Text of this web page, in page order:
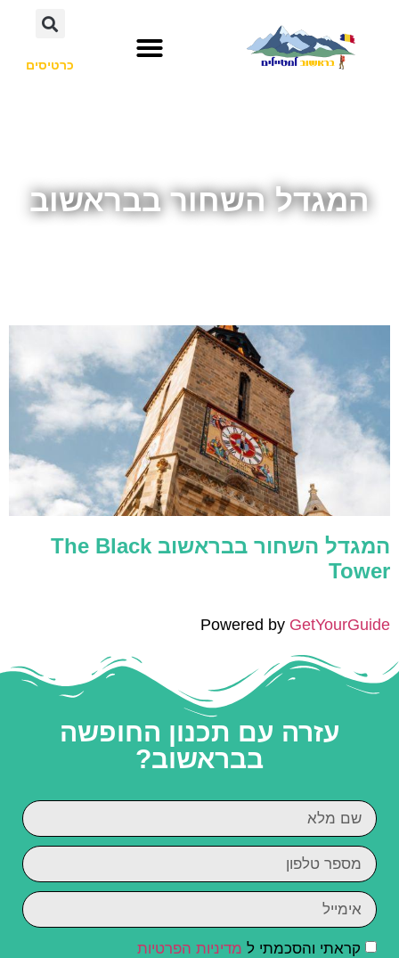
כרטיסים
המגדל השחור בבראשוב
המגדל השחור בבראשוב The Black
Tower
Powered by GetYourGuide
עזרה עם תכנון החופשה
בבראשוב?
קראתי והסכמתי ל מדיניות הפרטיות